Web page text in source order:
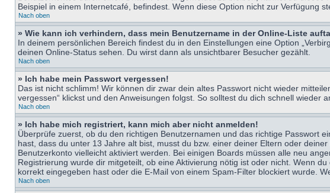
Beispiel in einem Internetcafé, befindest. Wenn diese Option nicht zur Verfügung
Nach oben
» Wie kann ich verhindern, dass mein Benutzername in der Online-Liste
In deinem persönlichen Bereich findest du in den Einstellungen eine Option
deinen Online-Status sehen. Du wirst dann als unsichtbarer Besucher gezählt.
Nach oben
» Ich habe mein Passwort vergessen!
Das ist nicht schlimm! Wir können dir zwar dein altes Passwort nicht wieder
vergessen“ klickst und den Anweisungen folgst. So solltest du dich schnell wieder
Nach oben
» Ich habe mich registriert, kann mich aber nicht anmelden!
Überprüfe zuerst, ob du den richtigen Benutzernamen und das richtige Passwort
hast, dass du unter 13 Jahre alt bist, musst du bzw. einer deiner Eltern oder
Benutzerkonto vielleicht aktiviert werden. Bei einigen Boards müssen alle neu
Registrierung wurde dir mitgeteilt, ob eine Aktivierung nötig ist oder nicht. Wenn
korrekt eingegeben hast oder die E-Mail von einem Spam-Filter blockiert wurde.
Nach oben